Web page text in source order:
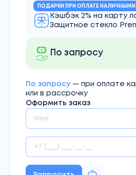
ПОДАРКИ ПРИ ОПЛАТЕ НАЛИЧНЫМИ
Кэшбэк 2% на карту
Защитное стекло
По запросу
По запросу — при оплате
или в рассрочку
Оформить заказ